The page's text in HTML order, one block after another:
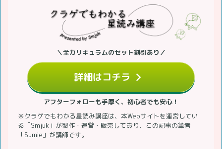
＼全カリキュラムのセット割引あり／
詳細はコチラ
アフターフォローも手厚く、初心者でも安心！
※クラゲでもわかる星読み講座は、本Webサイトを運営してい
る「Smjuk」が製作・運営・販売しており、この記事の筆者
「Sumie」が講師です。